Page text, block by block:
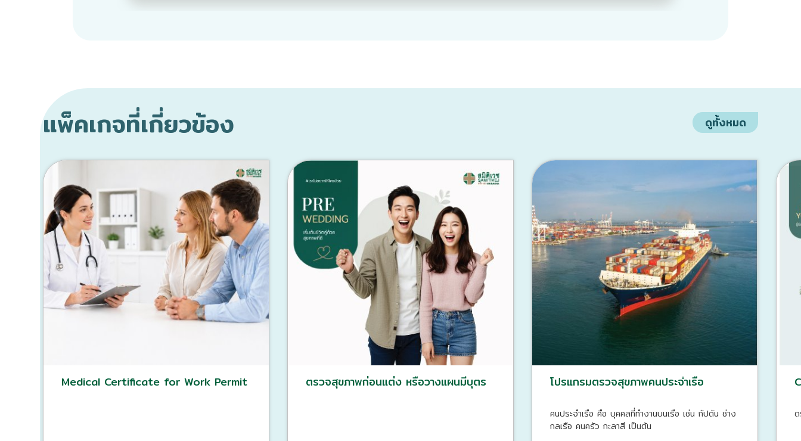
แพ็คเกจที่เกี่ยวข้อง ดูทั้งหมด
Medical Certificate for Work Permit ตรวจสุขภาพก่อนแต่ง หรือวางแผนมีบุตร โปรแกรมตรวจสุขภาพคนประจำเรือ
คนประจำเรือ คือ บุคคลที่ทำงานบนเรือ เช่น กัปตัน ช่าง
กลเรือ คนครัว กะลาสี เป็นต้น